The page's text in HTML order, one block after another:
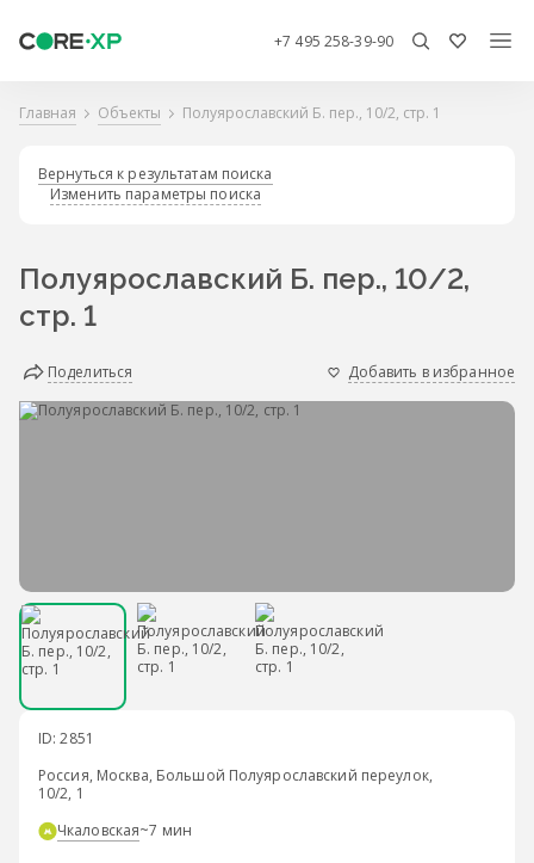
+7 495 258-39-90
Главная Объекты Полуярославский Б. пер., 10/2, стр. 1
Вернуться к результатам поиска
Изменить параметры поиска
Полуярославский Б. пер., 10/2,
стр. 1
Поделиться Добавить в избранное
ID: 2851
Россия, Москва, Большой Полуярославский переулок,
10/2, 1
Чкаловская~7 мин